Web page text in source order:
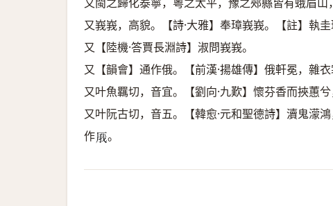
又峩峩，高貌。【詩·大雅】奉璋峩峩。【註】執圭
又【陸機·答賈長淵詩】淑問峩峩。
又【韻會】通作俄。【前漢·揚雄傳】俄軒冕，雜衣
又叶魚羈切，音宜。【劉向·九歎】懷芬香而挾蕙
又叶阮古切，音五。【韓愈·元和聖德詩】瀆鬼
作𠩙 。